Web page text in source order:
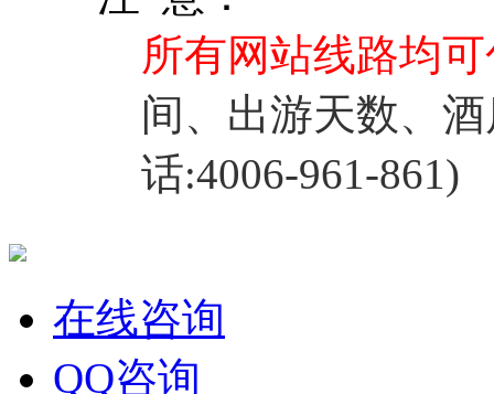
所有网站线路均
间、出游天数、
话:4006-961-861)
在线咨询
QQ咨询